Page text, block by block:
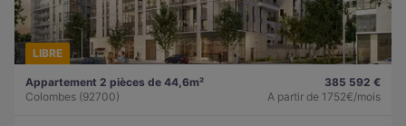
LIBRE
Appartement 2 pièces de 44,6m²
Colombes (92700)
385 592 €
A partir de 1752€/mois